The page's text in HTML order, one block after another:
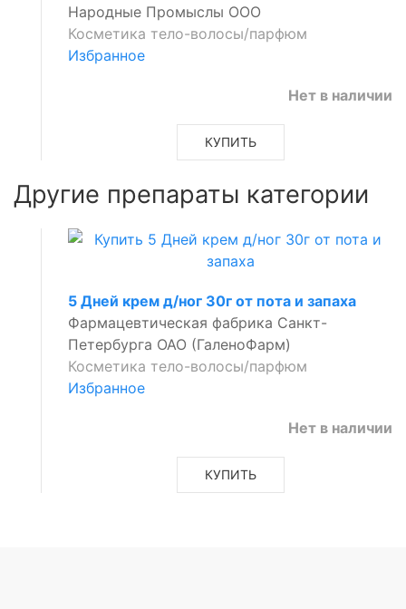
Народные Промыслы ООО
Косметика тело-волосы/парфюм
Избранное
Нет в наличии
КУПИТЬ
Другие препараты категории
5 Дней крем д/ног 30г от пота и запаха
Фармацевтическая фабрика Санкт-
Петербурга ОАО (ГаленоФарм)
Косметика тело-волосы/парфюм
Избранное
Нет в наличии
КУПИТЬ